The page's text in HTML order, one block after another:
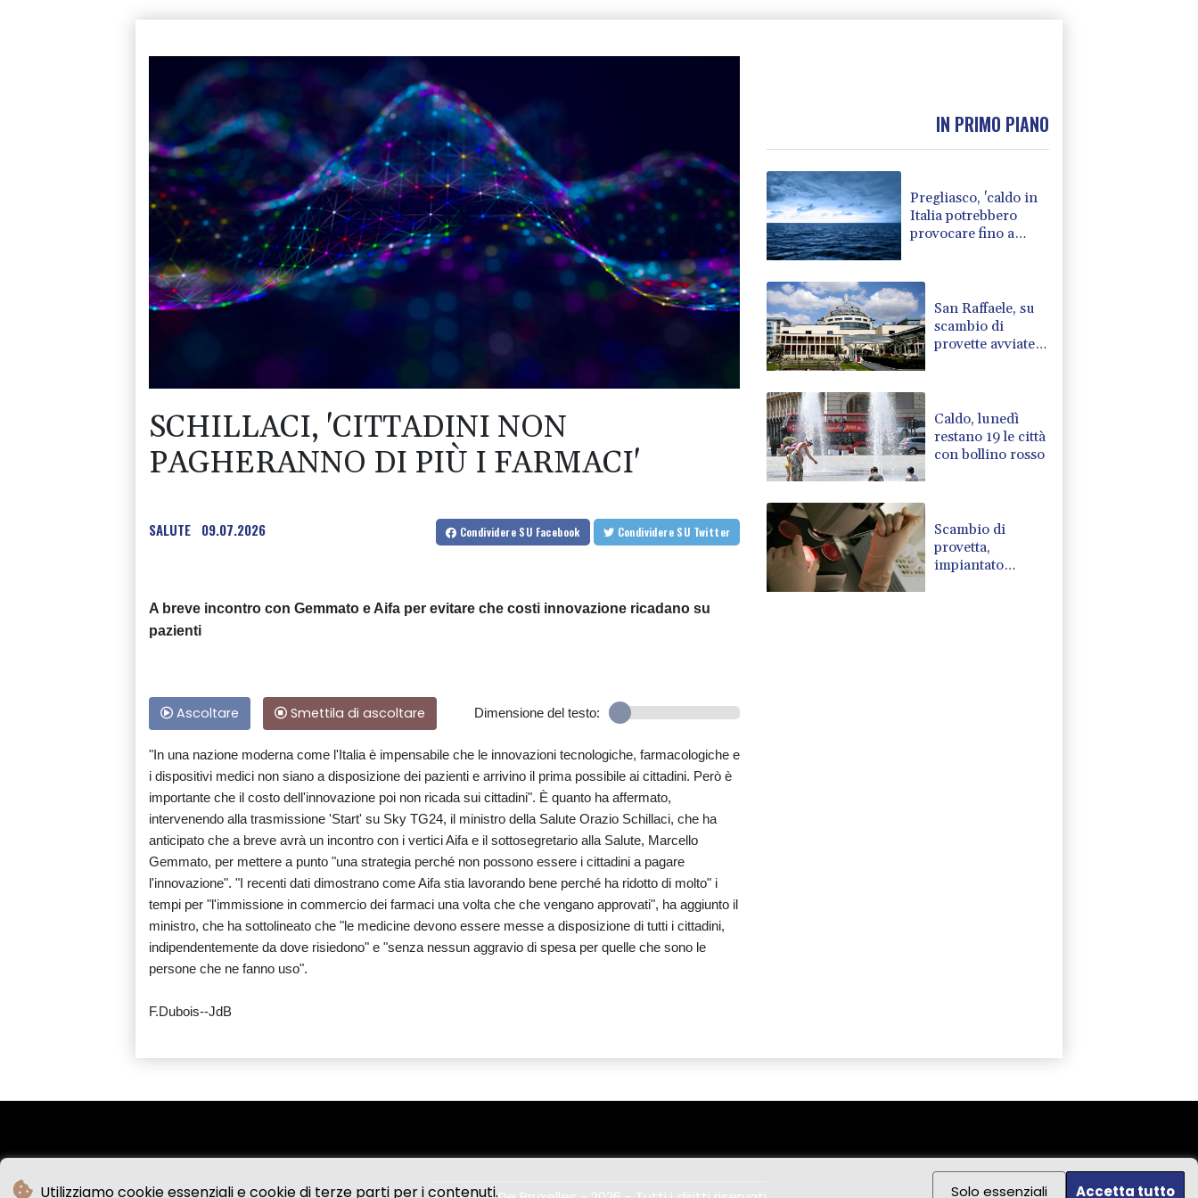
Utilizziamo cookie essenziali e cookie di terze parti per i contenuti. Solo essenziali Accetta tutto
SCHILLACI, 'CITTADINI NON
PAGHERANNO DI PIÙ I FARMACI'
SALUTE 09.07.2026 Condividere SU Facebook Condividere SU Twitter
A breve incontro con Gemmato e Aifa per evitare che costi innovazione ricadano su
pazienti
Ascoltare Smettila di ascoltare Dimensione del testo:
"In una nazione moderna come l'Italia è impensabile che le innovazioni tecnologiche, farmacologiche e
i dispositivi medici non siano a disposizione dei pazienti e arrivino il prima possibile ai cittadini. Però è
importante che il costo dell'innovazione poi non ricada sui cittadini". È quanto ha affermato,
intervenendo alla trasmissione 'Start' su Sky TG24, il ministro della Salute Orazio Schillaci, che ha
anticipato che a breve avrà un incontro con i vertici Aifa e il sottosegretario alla Salute, Marcello
Gemmato, per mettere a punto "una strategia perché non possono essere i cittadini a pagare
l'innovazione". "I recenti dati dimostrano come Aifa stia lavorando bene perché ha ridotto di molto" i
tempi per "l'immissione in commercio dei farmaci una volta che che vengano approvati", ha aggiunto il
ministro, che ha sottolineato che "le medicine devono essere messe a disposizione di tutti i cittadini,
indipendentemente da dove risiedono" e "senza nessun aggravio di spesa per quelle che sono le
persone che ne fanno uso".
F.Dubois--JdB
IN PRIMO PIANO
Pregliasco, 'caldo in
Italia potrebbero
provocare fino a
San Raffaele, su
scambio di
provette avviate
Caldo, lunedì
restano 19 le città
con bollino rosso
Scambio di
provetta,
impiantato